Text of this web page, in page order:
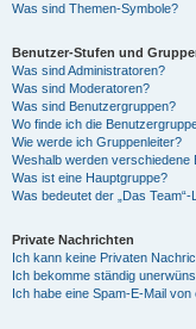
Was sind Themen-Symbole?
Benutzer-Stufen und
Was sind Administratoren?
Was sind Moderatoren?
Was sind Benutzergruppen?
Wo finde ich die
Wie werde ich Gruppenleiter?
Weshalb werden verschiedene
Was ist eine Hauptgruppe?
Was bedeutet der „Das
Private Nachrichten
Ich kann keine Privaten
Ich bekomme ständig
Ich habe eine Spam-E-Mail